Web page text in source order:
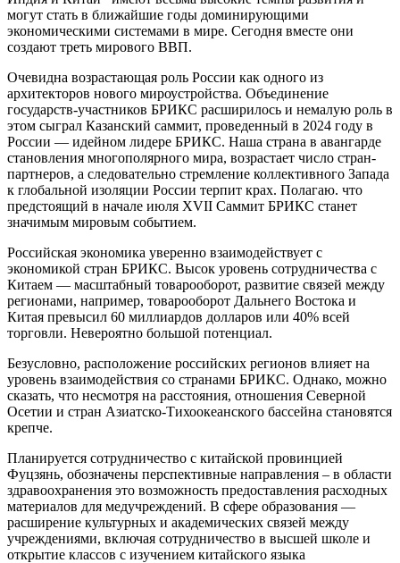
могут стать в ближайшие годы доминирующими
экономическими системами в мире. Сегодня вместе они
создают треть мирового ВВП.
Очевидна возрастающая роль России как одного из
архитекторов нового мироустройства. Объединение
государств-участников БРИКС расширилось и немалую роль в
этом сыграл Казанский саммит, проведенный в 2024 году в
России — идейном лидере БРИКС. Наша страна в авангарде
становления многополярного мира, возрастает число стран-
партнеров, а следовательно стремление коллективного Запада
к глобальной изоляции России терпит крах. Полагаю. что
предстоящий в начале июля XVII Саммит БРИКС станет
значимым мировым событием.
Российская экономика уверенно взаимодействует с
экономикой стран БРИКС. Высок уровень сотрудничества с
Китаем — масштабный товарооборот, развитие связей между
регионами, например, товарооборот Дальнего Востока и
Китая превысил 60 миллиардов долларов или 40% всей
торговли. Невероятно большой потенциал.
Безусловно, расположение российских регионов влияет на
уровень взаимодействия со странами БРИКС. Однако, можно
сказать, что несмотря на расстояния, отношения Северной
Осетии и стран Азиатско-Тихоокеанского бассейна становятся
крепче.
Планируется сотрудничество с китайской провинцией
Фуцзянь, обозначены перспективные направления – в области
здравоохранения это возможность предоставления расходных
материалов для медучреждений. В сфере образования —
расширение культурных и академических связей между
учреждениями, включая сотрудничество в высшей школе и
открытие классов с изучением китайского языка